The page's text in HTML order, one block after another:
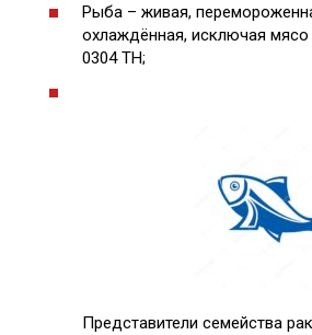
Рыба – живая,
охлаждённая, исключая
0304 ТН;
Представители семейства